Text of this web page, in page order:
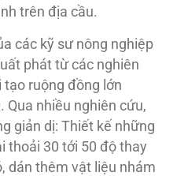
trên địa cầu.
các kỹ sư nông nghiệp
phát từ các nghiên
ruộng đồng lớn
Qua nhiều nghiên cứu,
giản dị: Thiết kế những
thoải 30 tới 50 độ thay
dán thêm vật liệu nhám